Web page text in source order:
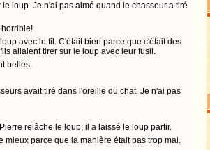
loup. Je n'ai pas aimé quand le chasseur a tiré
horrible!
avec le fil. C'était bien parce que c'était des
allaient tirer sur le loup avec leur fusil.
belles.
avait tiré dans l'oreille du chat. Je n'ai pas
relâche le loup; il a laissé le loup partir.
mieux parce que la manière était pas trop mal.